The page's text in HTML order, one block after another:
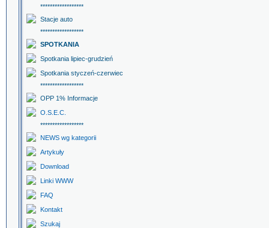
******************
Stacje auto
******************
SPOTKANIA
Spotkania lipiec-grudzień
Spotkania styczeń-czerwiec
******************
OPP 1% Informacje
O.S.E.C.
******************
NEWS wg kategorii
Artykuły
Download
Linki WWW
FAQ
Kontakt
Szukaj